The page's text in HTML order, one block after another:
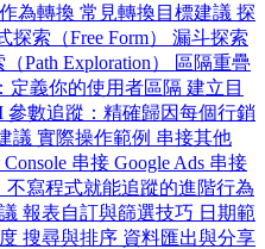
為轉換 常見轉換目標建議 探
探索（Free Form） 漏斗探索
Path Exploration）
區隔重疊
定義你的使用者區隔 建立目
參數追蹤：精確歸因每個行銷
議 實際操作範例 串接其他
串接 Google Ads 串接
不寫程式就能追蹤的進階行為
報表自訂與篩選技巧 日期範
搜尋與排序 資料匯出與分享